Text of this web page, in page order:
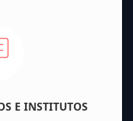
E INSTITUTOS